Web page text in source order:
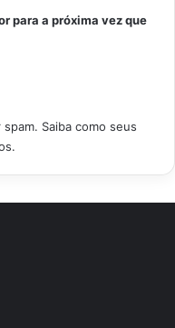
para a próxima vez que
Saiba como seus
.